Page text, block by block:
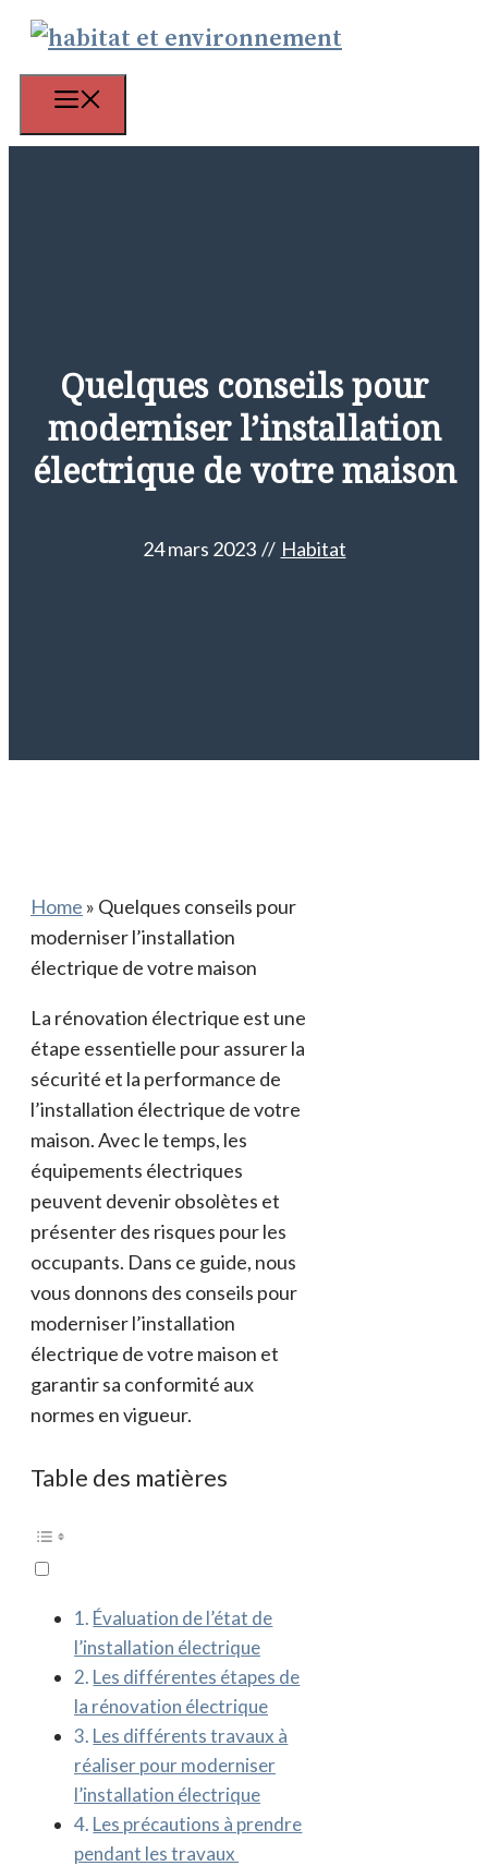
Aller
contenu
Quelques conseils pour
moderniser l’installation
électrique de votre maison
24 mars 2023 // Habitat
Home » Quelques conseils pour
moderniser l’installation
électrique de votre maison
La rénovation électrique est une
étape essentielle pour assurer la
sécurité et la performance de
l’installation électrique de votre
maison. Avec le temps, les
équipements électriques
peuvent devenir obsolètes et
présenter des risques pour les
occupants. Dans ce guide, nous
vous donnons des conseils pour
moderniser l’installation
électrique de votre maison et
garantir sa conformité aux
normes en vigueur.
Table des matières
Évaluation de l’état de
l’installation électrique
Les différentes étapes de
la rénovation électrique
Les différents travaux à
réaliser pour moderniser
l’installation électrique
Les précautions à prendre
pendant les travaux